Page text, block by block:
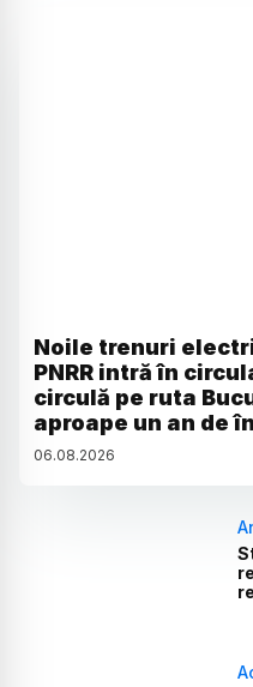
Noile trenuri
PNRR intră în
circulă pe ruta
aproape un an de
06.08.2026